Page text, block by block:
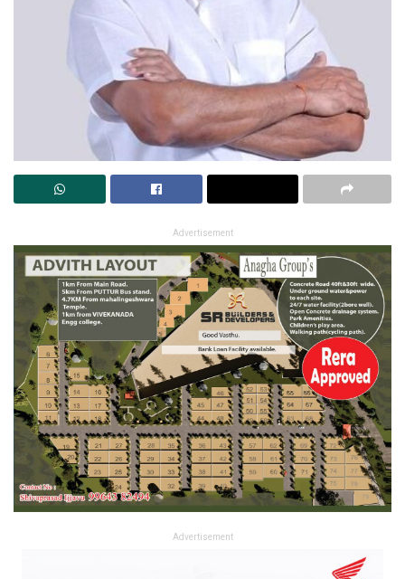
Advertisement
Advertisement